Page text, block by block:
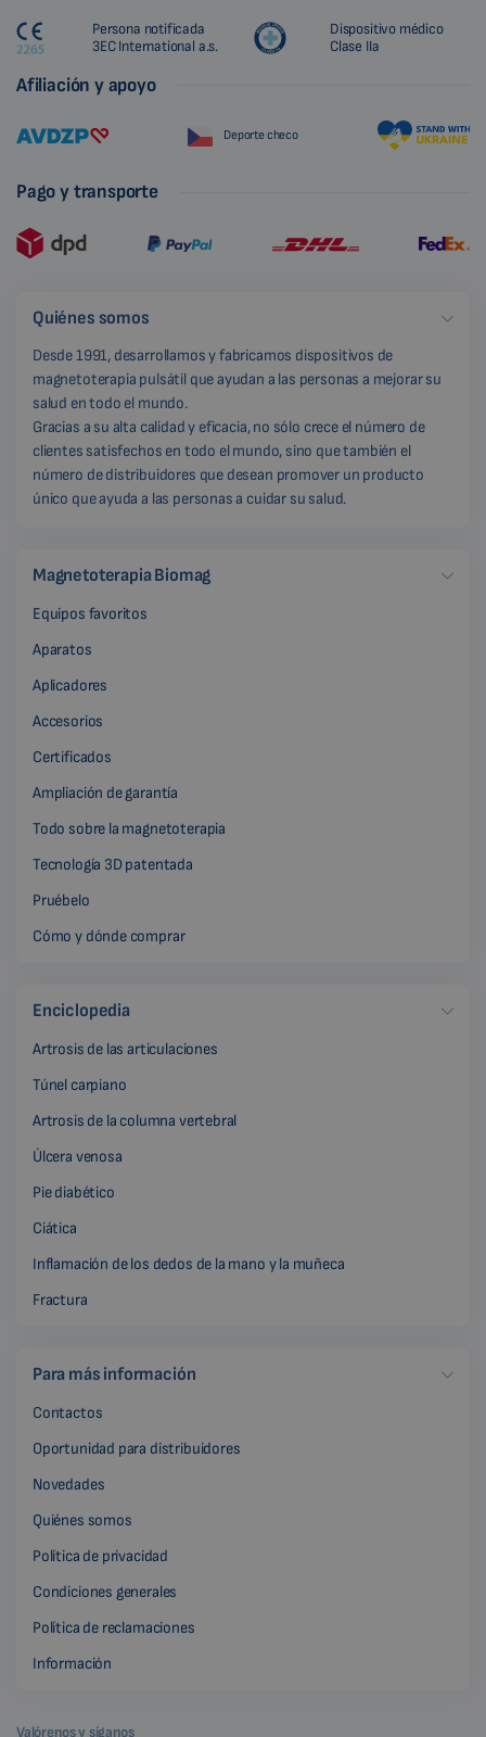
Persona notificada
3EC International a.s.
Dispositivo médico
Clase IIa
Afiliación y apoyo
Deporte checo
Pago y transporte
Quiénes somos
Desde 1991, desarrollamos y fabricamos dispositivos de
magnetoterapia pulsátil que ayudan a las personas a mejorar su
salud en todo el mundo.
Gracias a su alta calidad y eficacia, no sólo crece el número de
clientes satisfechos en todo el mundo, sino que también el
número de distribuidores que desean promover un producto
único que ayuda a las personas a cuidar su salud.
Magnetoterapia Biomag
Equipos favoritos
Aparatos
Aplicadores
Accesorios
Certificados
Ampliación de garantía
Todo sobre la magnetoterapia
Tecnología 3D patentada
Pruébelo
Cómo y dónde comprar
Enciclopedia
Artrosis de las articulaciones
Túnel carpiano
Artrosis de la columna vertebral
Úlcera venosa
Pie diabético
Ciática
Inflamación de los dedos de la mano y la muñeca
Fractura
Para más información
Contactos
Oportunidad para distribuidores
Novedades
Quiénes somos
Política de privacidad
Condiciones generales
Política de reclamaciones
Información
Valórenos y síganos